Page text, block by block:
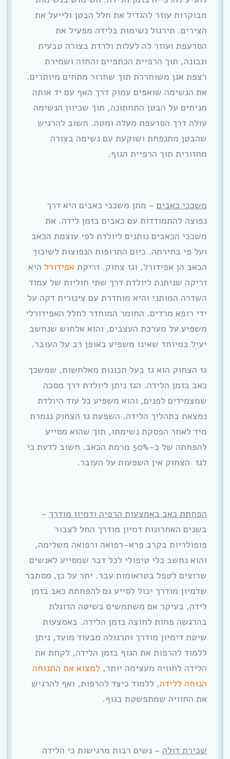
מבוקרות עוזר להגדיל את חלל הבטן ולייעל את
הצירים. תירגול נשימות בלידה מפעיל את
הסרעפת ועוזר לה לעלות ולרדת בצורה טבעית
ונכונה, תוך הרפיית הכתפיים והחזה ושמירת
רצפת אגן משוחררת תוך שחרור מתחים מיותרים.
את הנשימה שואפים עמוק דרך האף עם יד אותה
מניחים על הבטן התחתונה, תוך שכיוון הנשימה
עולה דרך הסרעפת מעלה ומטה. חשוב להרגיש
שהבטן מתנפחת ושוקעת עם נשימה בצורה
מחזורית תוך הרפיית הגוף.
משככי כאבים – מתן משככי כאבים היא דרך
נפוצה להתמודדות עם כאבים בזמן לידה. את
משככי הכאבים נותנים ליולדת לפי עוצמת הכאב
ועל פי בחירתה. כיום התרופות הנפוצות לשיכוך
הכאב הן אפידורל, וגז צחוק. זריקת אפידורל היא
זריקה שניתנת ליולדת דרך שתי חוליות של עמוד
השדרה המותני והיא מוחדרת עם צינורית דקה על
ידי רופא מרדים. החומר המוחדר לחלל האפידורלי
משפיע על מערכת העצבים, והוא אלחוש שנחשב
יעיל במיוחד שאינו משפיע באופן רב על העובר.
גז הצחוק הוא גז בעל תכונות מאלחשות, שמשכך
כאב בזמן הלידה. הגז ניתן ליולדת דרך מסכה
שמצמידים לפנים, והוא משפיע כל עוד היולדת
נמצאת בתהליך הלידה. השפעת גז הצחוק נגמרת
מיד לאחר הפסקת נשימתו, תוך שהוא מסייע
להפחתה של כ-50% מרמת הכאב. חשוב לדעת כי
לגז הצחוק אין השפעות על העובר.
הפחתת כאב באמצעות הרפיה ודמיון מודרך –
בשנים האחרונות דמיון מודרך החל לצבור
פופולריות בקרב פרא-רפואה ורפואה משלימה,
והוא נחשב כלי טיפולי לכל דבר שמסייע לאנשים
שרוצים לטפל בטראומות עבר. יתר על כן, מסתבר
שדמיון מודרך יכול לסייע גם להפחתת כאב בזמן
לידה, בעיקר אם משתמשים בשיטה הדוגלת
בהרגשה פחות לחוצה בזמן הלידה. באמצעות
שיטת דימיון מודרך ותרגולה מבעוד מועד, ניתן
ללמוד להרפות את הגוף בזמן הלידה, לקחת את
הלידה לחוויה מעצימה יותר, למצוא את התנוחה
הנוחה ללידה, ללמוד כיצד להרפות, ואף להרגיש
את החוויה שמתפשטת בגוף.
שכירת דולה – נשים רבות מרגישות כי הלידה